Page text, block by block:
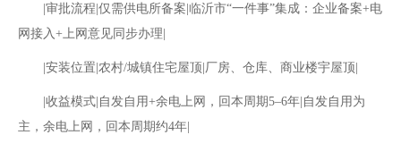
|‌审批流程‌|仅需供电所备案|临沂市“一件事”集成：企业备案+电
网接入+上网意见同步办理|
|‌安装位置‌|农村/城镇住宅屋顶|厂房、仓库、商业楼宇屋顶|
|‌收益模式‌|自发自用+余电上网，回本周期5–6年|自发自用为
主，余电上网，回本周期约4年|